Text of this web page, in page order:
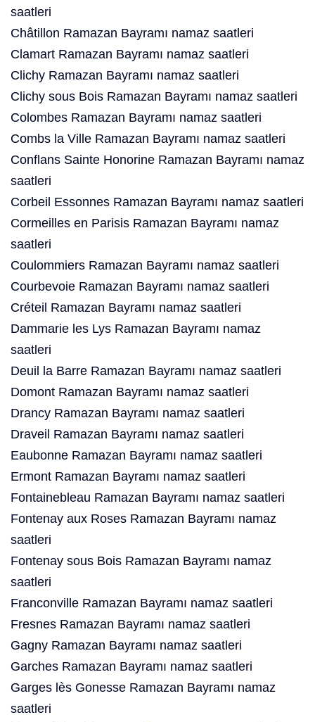
saatleri
Châtillon Ramazan Bayramı namaz saatleri
Clamart Ramazan Bayramı namaz saatleri
Clichy Ramazan Bayramı namaz saatleri
Clichy sous Bois Ramazan Bayramı namaz saatleri
Colombes Ramazan Bayramı namaz saatleri
Combs la Ville Ramazan Bayramı namaz saatleri
Conflans Sainte Honorine Ramazan Bayramı namaz
saatleri
Corbeil Essonnes Ramazan Bayramı namaz saatleri
Cormeilles en Parisis Ramazan Bayramı namaz
saatleri
Coulommiers Ramazan Bayramı namaz saatleri
Courbevoie Ramazan Bayramı namaz saatleri
Créteil Ramazan Bayramı namaz saatleri
Dammarie les Lys Ramazan Bayramı namaz
saatleri
Deuil la Barre Ramazan Bayramı namaz saatleri
Domont Ramazan Bayramı namaz saatleri
Drancy Ramazan Bayramı namaz saatleri
Draveil Ramazan Bayramı namaz saatleri
Eaubonne Ramazan Bayramı namaz saatleri
Ermont Ramazan Bayramı namaz saatleri
Fontainebleau Ramazan Bayramı namaz saatleri
Fontenay aux Roses Ramazan Bayramı namaz
saatleri
Fontenay sous Bois Ramazan Bayramı namaz
saatleri
Franconville Ramazan Bayramı namaz saatleri
Fresnes Ramazan Bayramı namaz saatleri
Gagny Ramazan Bayramı namaz saatleri
Garches Ramazan Bayramı namaz saatleri
Garges lès Gonesse Ramazan Bayramı namaz
saatleri